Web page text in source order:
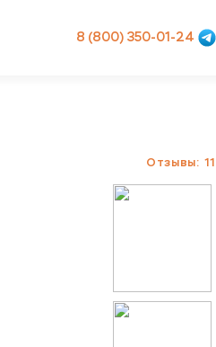
8 (800) 350-01-24
Отзывы: 11